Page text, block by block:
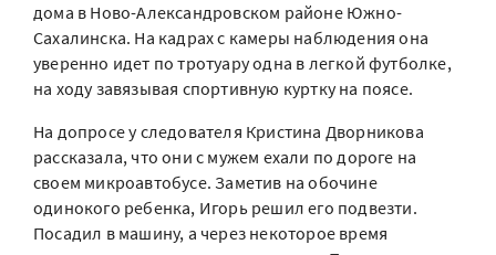
дома в Ново-Александровском районе Южно-
Сахалинска. На кадрах с камеры наблюдения она
уверенно идет по тротуару одна в легкой футболке,
на ходу завязывая спортивную куртку на поясе.
На допросе у следователя Кристина Дворникова
рассказала, что они с мужем ехали по дороге на
своем микроавтобусе. Заметив на обочине
одинокого ребенка, Игорь решил его подвезти.
Посадил в машину, а через некоторое время